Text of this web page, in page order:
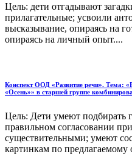
Цель: дети отгадывают
прилагательные; усвоили
высказывание, опираясь на
опираясь на личный опыт....
Конспект ООД «Развитие речи». Тема:
«Осень»» в старшей группе
Цель: Дети умеют подбирать
правильном согласовании
существительными; умеют
картинкам по предлагаемому